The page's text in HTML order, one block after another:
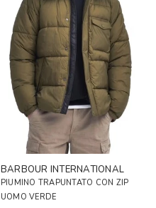
BARBOUR INTERNATIONAL
PIUMINO TRAPUNTATO CON ZIP
UOMO VERDE